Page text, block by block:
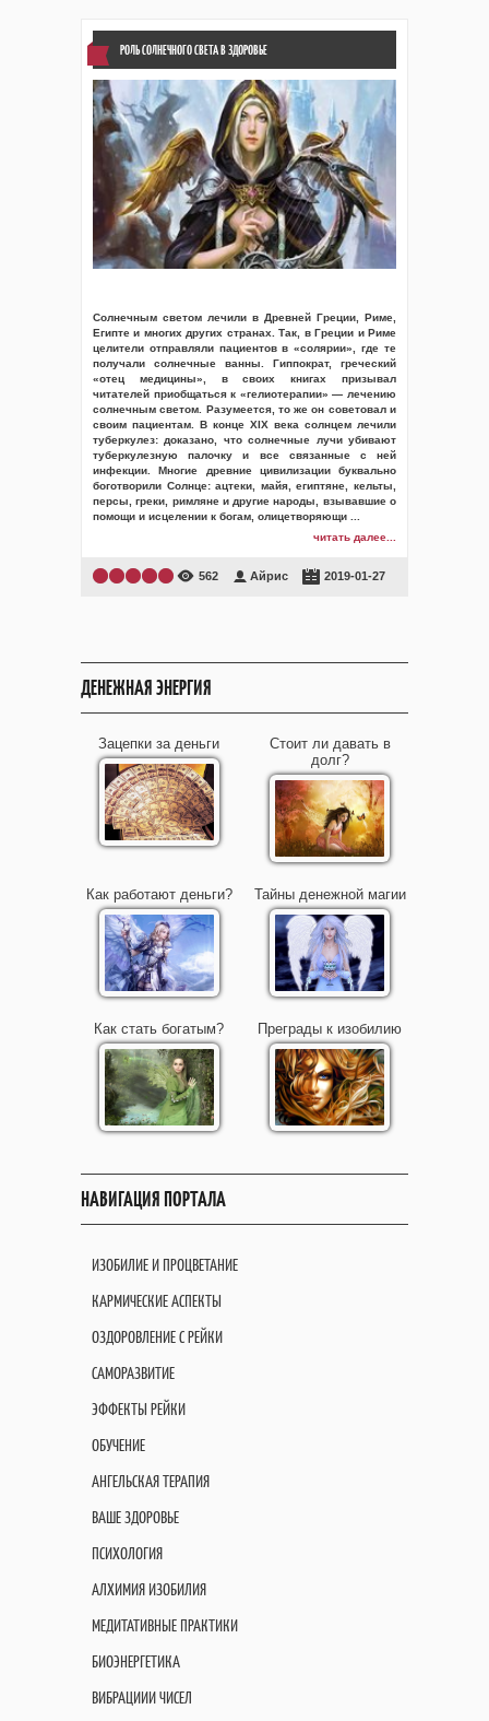
РОЛЬ СОЛНЕЧНОГО СВЕТА В ЗДОРОВЬЕ
Солнечным светом лечили в Древней Греции, Риме,
Египте и многих других странах. Так, в Греции и Риме
целители отправляли пациентов в «солярии», где те
получали солнечные ванны. Гиппократ, греческий
«отец медицины», в своих книгах призывал
читателей приобщаться к «гелиотерапии» — лечению
солнечным светом. Разумеется, то же он советовал и
своим пациентам. В конце XIX века солнцем лечили
туберкулез: доказано, что солнечные лучи убивают
туберкулезную палочку и все связанные с ней
инфекции. Многие древние цивилизации буквально
боготворили Солнце: ацтеки, майя, египтяне, кельты,
персы, греки, римляне и другие народы, взывавшие о
помощи и исцелении к богам, олицетворяющи
читать далее...
562 Айрис 2019-01-27
ДЕНЕЖНАЯ ЭНЕРГИЯ
Зацепки за деньги
Стоит ли давать в
долг?
Как работают деньги? Тайны денежной магии
Как стать богатым? Преграды к изобилию
НАВИГАЦИЯ ПОРТАЛА
ИЗОБИЛИЕ И ПРОЦВЕТАНИЕ
КАРМИЧЕСКИЕ АСПЕКТЫ
ОЗДОРОВЛЕНИЕ С РЕЙКИ
САМОРАЗВИТИЕ
ЭФФЕКТЫ РЕЙКИ
ОБУЧЕНИЕ
АНГЕЛЬСКАЯ ТЕРАПИЯ
ВАШЕ ЗДОРОВЬЕ
ПСИХОЛОГИЯ
АЛХИМИЯ ИЗОБИЛИЯ
МЕДИТАТИВНЫЕ ПРАКТИКИ
БИОЭНЕРГЕТИКА
ВИБРАЦИИИ ЧИСЕЛ